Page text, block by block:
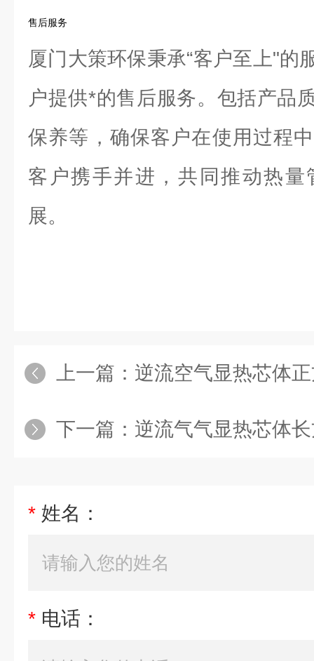
售后服务
厦门大策环保秉承“客户至上"的
户提供*的售后服务。包括产品
保养等，确保客户在使用过程
客户携手并进，共同推动热
展。
上一篇： 逆流空气显热芯体
下一篇： 逆流气气显热芯体
* 姓名：
* 电话：